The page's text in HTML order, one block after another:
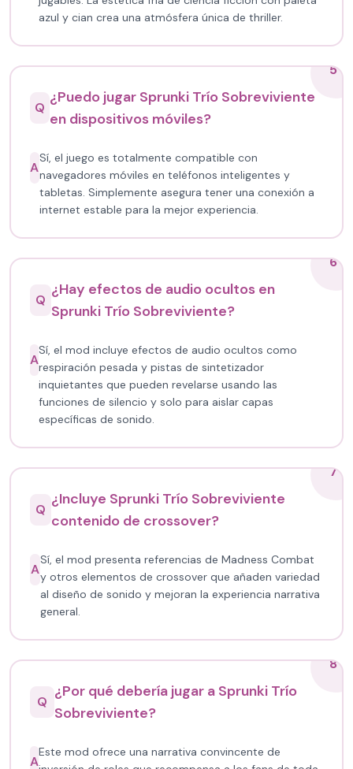
azul y cian crea una atmósfera única de thriller.
5
Q
¿Puedo jugar Sprunki Trío Sobreviviente
en dispositivos móviles?
A
Sí, el juego es totalmente compatible con
navegadores móviles en teléfonos inteligentes y
tabletas. Simplemente asegura tener una conexión a
internet estable para la mejor experiencia.
6
Q
¿Hay efectos de audio ocultos en
Sprunki Trío Sobreviviente?
A
Sí, el mod incluye efectos de audio ocultos como
respiración pesada y pistas de sintetizador
inquietantes que pueden revelarse usando las
funciones de silencio y solo para aislar capas
específicas de sonido.
7
Q
¿Incluye Sprunki Trío Sobreviviente
contenido de crossover?
A
Sí, el mod presenta referencias de Madness Combat
y otros elementos de crossover que añaden variedad
al diseño de sonido y mejoran la experiencia narrativa
general.
8
Q
¿Por qué debería jugar a Sprunki Trío
Sobreviviente?
A
Este mod ofrece una narrativa convincente de